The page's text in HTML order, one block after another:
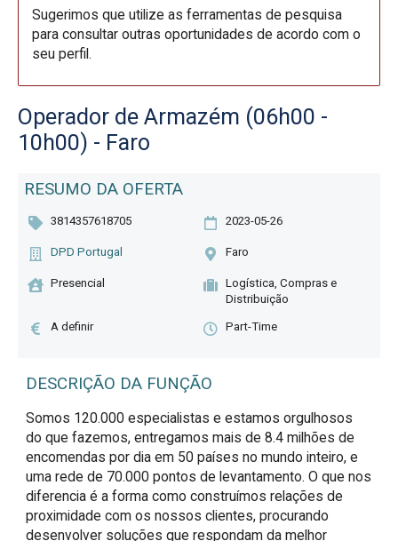
Sugerimos que utilize as ferramentas de pesquisa
para consultar outras oportunidades de acordo com o
seu perfil.
Operador de Armazém (06h00 -
10h00) - Faro
RESUMO DA OFERTA
3814357618705 2023-05-26
DPD Portugal Faro
Presencial
Logística, Compras e
Distribuição
A definir Part-Time
DESCRIÇÃO DA FUNÇÃO
Somos 120.000 especialistas e estamos orgulhosos
do que fazemos, entregamos mais de 8.4 milhões de
encomendas por dia em 50 países no mundo inteiro, e
uma rede de 70.000 pontos de levantamento. O que nos
diferencia é a forma como construímos relações de
proximidade com os nossos clientes, procurando
desenvolver soluções que respondam da melhor